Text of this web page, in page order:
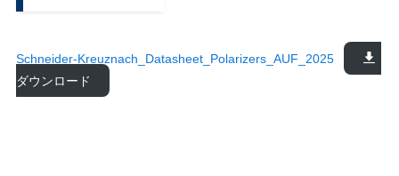
Schneider-Kreuznach_Datasheet_Polarizers_AUF_2025
ダウンロード